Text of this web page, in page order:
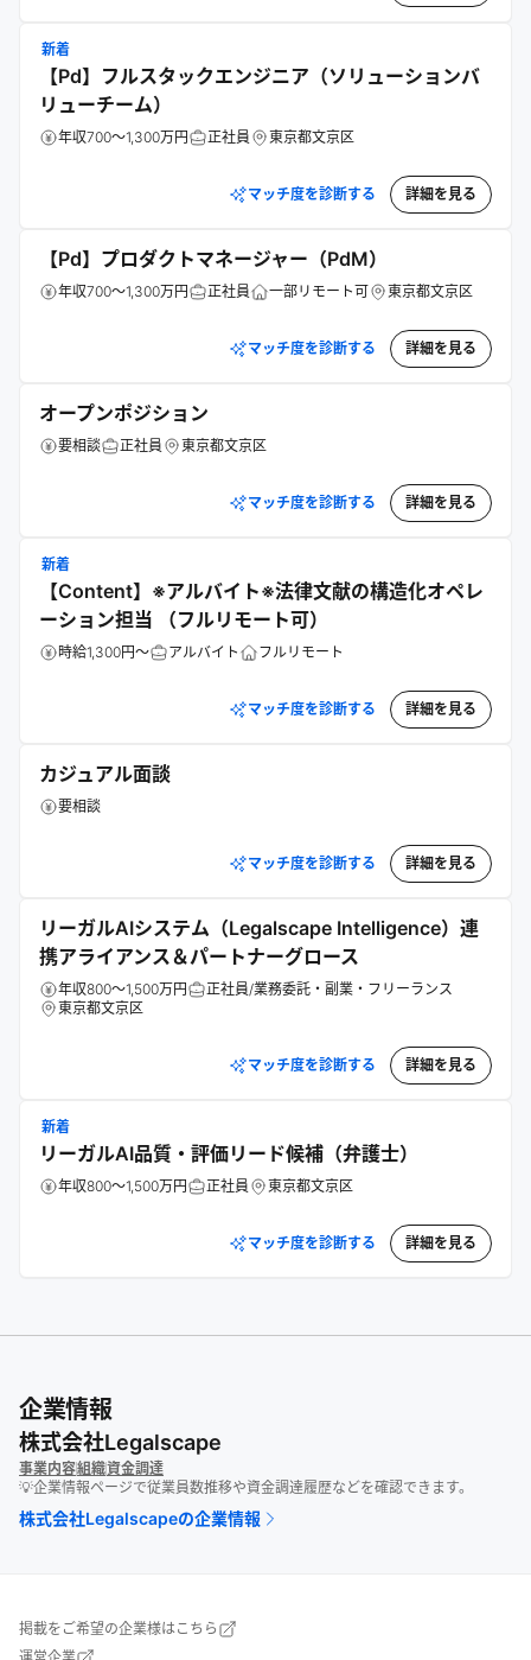
新着
【Pd】フルスタックエンジニア（ソリューションバ
リューチーム）
年収700～1,300万円 正社員 東京都文京区
マッチ度を診断する 詳細を見る
【Pd】プロダクトマネージャー（PdM）
年収700～1,300万円 正社員 一部リモート可 東京都文京区
マッチ度を診断する 詳細を見る
オープンポジション
要相談 正社員 東京都文京区
マッチ度を診断する 詳細を見る
新着
【Content】※アルバイト※法律文献の構造化オペレ
ーション担当 （フルリモート可）
時給1,300円～ アルバイト フルリモート
マッチ度を診断する 詳細を見る
カジュアル面談
要相談
マッチ度を診断する 詳細を見る
リーガルAIシステム（Legalscape Intelligence）連
携アライアンス＆パートナーグロース
年収800～1,500万円
正社員/業務委託・副業・フリーランス
東京都文京区
マッチ度を診断する 詳細を見る
新着
リーガルAI品質・評価リード候補（弁護士）
年収800～1,500万円 正社員 東京都文京区
マッチ度を診断する 詳細を見る
企業情報
株式会社Legalscape
事業内容組織資金調達
💡企業情報ページで従業員数推移や資金調達履歴などを確認できます。
株式会社Legalscapeの企業情報
掲載をご希望の企業様はこちら